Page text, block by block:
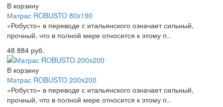
В корзину
Матрас ROBUSTO 80x190
«Робусто» в переводе с итальянского означает сильный,
прочный, что в полной мере относится к этому п..
48 884 руб.
В корзину
Матрас ROBUSTO 200x200
«Робусто» в переводе с итальянского означает сильный,
прочный, что в полной мере относится к этому п..